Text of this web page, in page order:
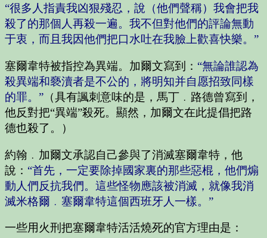
“很多人指責我凶狠殘忍，說（他們聲稱）我會把我
殺了的那個人再殺一遍。我不但對他們的評論無動
于衷，而且我因他們把口水吐在我臉上歡喜快樂。”
塞爾韋特被指控為異端。加爾文寫到： “無論誰認為
殺異端和褻瀆者是不公的，將明知并自愿招致同樣
的罪。” （具有諷刺意味的是，馬丁﹒路德曾寫到，
他反對把“異端”殺死。顯然，加爾文在此提倡把路
德也殺了。）
約翰﹒加爾文承認自己參與了消滅塞爾韋特，他
說： “首先，一定要除掉國家裏的那些惡棍，他們煽
動人們反抗我們。這些怪物應該被消滅，就像我消
滅米格爾﹒塞爾韋特這個西班牙人一樣。”
一些用火刑把塞爾韋特活活燒死的官方理由是：